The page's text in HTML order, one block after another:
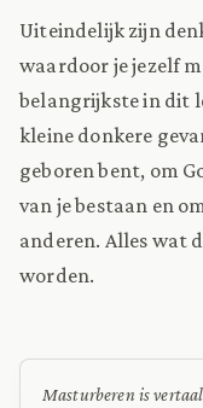
Uiteindelijk zijn
waardoor je jezelf
belangrijkste in dit
kleine donkere
geboren bent, om
van je bestaan en
anderen. Alles wat
worden.
Masturberen is